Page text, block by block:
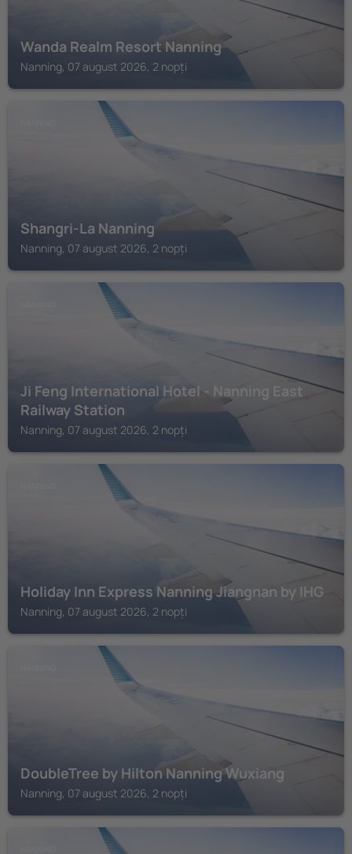
Wanda Realm Resort Nanning
Nanning, 07 august 2026, 2 nopți
Shangri-La Nanning
Nanning, 07 august 2026, 2 nopți
Ji Feng International Hotel - Nanning East
Railway Station
Nanning, 07 august 2026, 2 nopți
Holiday Inn Express Nanning Jiangnan by IHG
Nanning, 07 august 2026, 2 nopți
DoubleTree by Hilton Nanning Wuxiang
Nanning, 07 august 2026, 2 nopți